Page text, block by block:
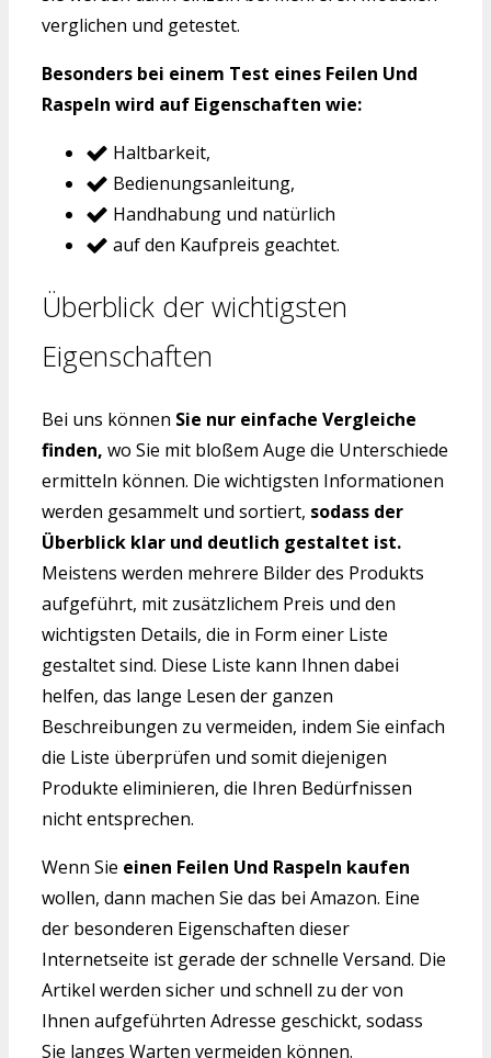
verglichen und getestet.
Besonders bei einem Test eines Feilen Und
Raspeln wird auf Eigenschaften wie:
Haltbarkeit,
Bedienungsanleitung,
Handhabung und natürlich
auf den Kaufpreis geachtet.
Überblick der wichtigsten
Eigenschaften
Bei uns können Sie nur einfache Vergleiche
finden, wo Sie mit bloßem Auge die Unterschiede
ermitteln können. Die wichtigsten Informationen
werden gesammelt und sortiert, sodass der
Überblick klar und deutlich gestaltet ist.
Meistens werden mehrere Bilder des Produkts
aufgeführt, mit zusätzlichem Preis und den
wichtigsten Details, die in Form einer Liste
gestaltet sind. Diese Liste kann Ihnen dabei
helfen, das lange Lesen der ganzen
Beschreibungen zu vermeiden, indem Sie einfach
die Liste überprüfen und somit diejenigen
Produkte eliminieren, die Ihren Bedürfnissen
nicht entsprechen.
Wenn Sie einen Feilen Und Raspeln kaufen
wollen, dann machen Sie das bei Amazon. Eine
der besonderen Eigenschaften dieser
Internetseite ist gerade der schnelle Versand. Die
Artikel werden sicher und schnell zu der von
Ihnen aufgeführten Adresse geschickt, sodass
Sie langes Warten vermeiden können.